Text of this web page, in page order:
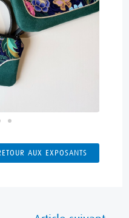
AUX EXPOSANTS